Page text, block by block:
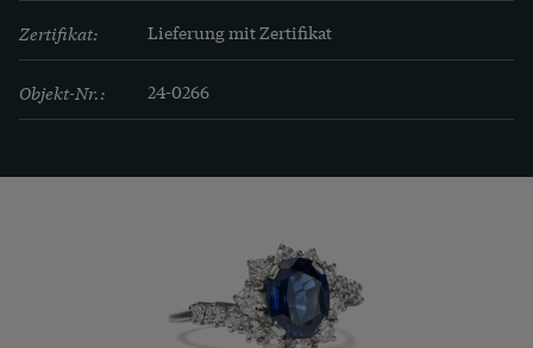
Zertifikat: Lieferung mit Zertifikat
Objekt-Nr.: 24-0266